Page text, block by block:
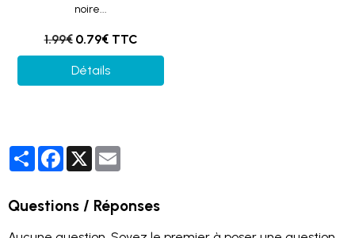
noire...
1.99€ 0.79€ TTC
Détails
PartagerFacebook
X
Questions / Réponses